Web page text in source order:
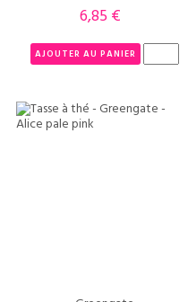
Prix
6,85 €
AJOUTER AU PANIER